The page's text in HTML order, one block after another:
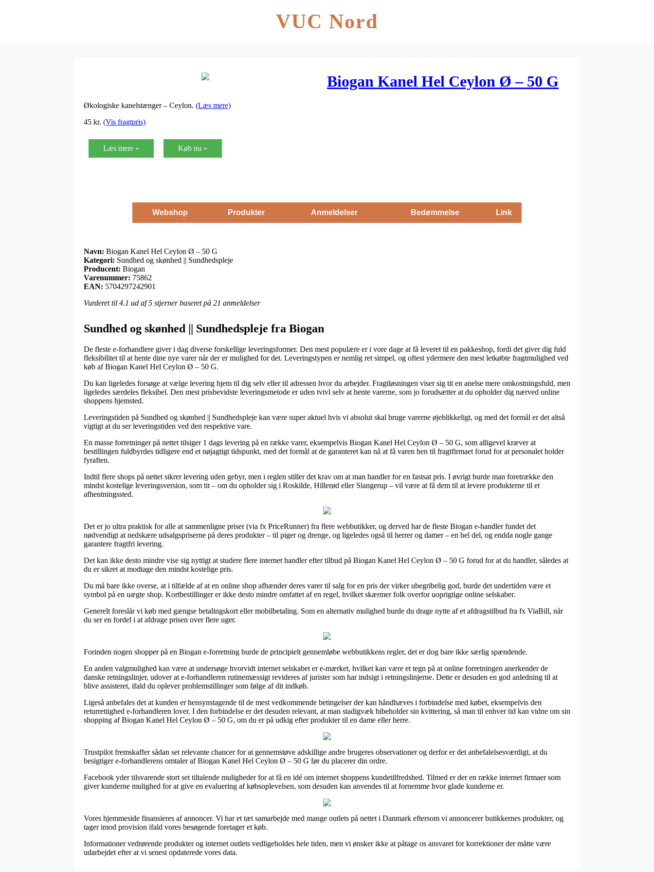
VUC Nord
Biogan Kanel Hel Ceylon Ø – 50 G
Økologiske kanelstænger – Ceylon. (Læs mere)
45 kr. (Vis fragtpris)
Læs mere » Køb nu »
Webshop Produkter Anmeldelser Bedømmelse Link
Navn: Biogan Kanel Hel Ceylon Ø – 50 G
Kategori: Sundhed og skønhed || Sundhedspleje
Producent: Biogan
Varenummer: 75862
EAN: 5704297242901
Vurderet til 4.1 ud af 5 stjerner baseret på 21 anmeldelser
Sundhed og skønhed || Sundhedspleje fra Biogan
De fleste e-forhandlere giver i dag diverse forskellige leveringsformer. Den mest populære er i vore dage at få leveret til en pakkeshop, fordi det giver dig fuld
fleksibilitet til at hente dine nye varer når der er mulighed for det. Leveringstypen er nemlig ret simpel, og oftest ydermere den mest letkøbte fragtmulighed ved
køb af Biogan Kanel Hel Ceylon Ø – 50 G.
Du kan ligeledes forsøge at vælge levering hjem til dig selv eller til adressen hvor du arbejder. Fragtløsningen viser sig tit en anelse mere omkostningsfuld, men
ligeledes særdeles fleksibel. Den mest prisbevidste leveringsmetode er uden tvivl selv at hente varerne, som jo forudsætter at du opholder dig nærved online
shoppens hjemsted.
Leveringstiden på Sundhed og skønhed || Sundhedspleje kan være super aktuel hvis vi absolut skal bruge varerne øjeblikkeligt, og med det formål er det altså
vigtigt at du ser leveringstiden ved den respektive vare.
En masse forretninger på nettet tilsiger 1 dags levering på en række varer, eksempelvis Biogan Kanel Hel Ceylon Ø – 50 G, som alligevel kræver at
bestillingen fuldbyrdes tidligere end et nøjagtigt tidspunkt, med det formål at de garanteret kan nå at få varen hen til fragtfirmaet forud for at personalet holder
fyraften.
Indtil flere shops på nettet sikrer levering uden gebyr, men i reglen stiller det krav om at man handler for en fastsat pris. I øvrigt burde man foretrække den
mindst kostelige leveringsversion, som tit – om du opholder sig i Roskilde, Hillerød eller Slangerup – vil være at få dem til at levere produkterne til et
afhentningssted.
Det er jo ultra praktisk for alle at sammenligne priser (via fx PriceRunner) fra flere webbutikker, og derved har de fleste Biogan e-handler fundet det
nødvendigt at nedskære udsalgspriserne på deres produkter – til piger og drenge, og ligeledes også til herrer og damer – en hel del, og endda nogle gange
garantere fragtfri levering.
Det kan ikke desto mindre vise sig nyttigt at studere flere internet handler efter tilbud på Biogan Kanel Hel Ceylon Ø – 50 G forud for at du handler, således at
du er sikret at modtage den mindst kostelige pris.
Du må bare ikke overse, at i tilfælde af at en online shop afhænder deres varer til salg for en pris der virker ubegribelig god, burde det undertiden være et
symbol på en uægte shop. Kortbestillinger er ikke desto mindre omfattet af en regel, hvilket skærmer folk overfor uoprigtige online selskaber.
Generelt foreslår vi køb med gængse betalingskort eller mobilbetaling. Som en alternativ mulighed burde du drage nytte af et afdragstilbud fra fx ViaBill, når
du ser en fordel i at afdrage prisen over flere uger.
Forinden nogen shopper på en Biogan e-forretning burde de principielt gennemløbe webbutikkens regler, det er dog bare ikke særlig spændende.
En anden valgmulighed kan være at undersøge hvorvidt internet selskabet er e-mærket, hvilket kan være et tegn på at online forretningen anerkender de
danske retningslinjer, udover at e-forhandleren rutinemæssigt revideres af jurister som har indsigt i retningslinjerne. Dette er desuden en god anledning til at
blive assisteret, ifald du oplever problemstillinger som følge af dit indkøb.
Ligeså anbefales det at kunden er hensynstagende til de mest vedkommende betingelser der kan håndhæves i forbindelse med købet, eksempelvis den
returrettighed e-forhandleren lover. I den forbindelse er det desuden relevant, at man stadigvæk bibeholder sin kvittering, så man til enhver tid kan vidne om sin
shopping af Biogan Kanel Hel Ceylon Ø – 50 G, om du er på udkig efter produkter til en dame eller herre.
Trustpilot fremskaffer sådan set relevante chancer for at gennemstøve adskillige andre brugeres observationer og derfor er det anbefalelsesværdigt, at du
besigtiger e-forhandlerens omtaler af Biogan Kanel Hel Ceylon Ø – 50 G før du placerer din ordre.
Facebook yder tilsvarende stort set tiltalende muligheder for at få en idé om internet shoppens kundetilfredshed. Tilmed er der en række internet firmaer som
giver kunderne mulighed for at give en evaluering af købsoplevelsen, som desuden kan anvendes til at fornemme hvor glade kunderne er.
Vores hjemmeside finansieres af annoncer. Vi har et tæt samarbejde med mange outlets på nettet i Danmark eftersom vi annoncerer butikkernes produkter, og
tager imod provision ifald vores besøgende foretager et køb.
Informationer vedrørende produkter og internet outlets vedligeholdes hele tiden, men vi ønsker ikke at påtage os ansvaret for korrektioner der måtte være
udarbejdet efter at vi senest opdaterede vores data.